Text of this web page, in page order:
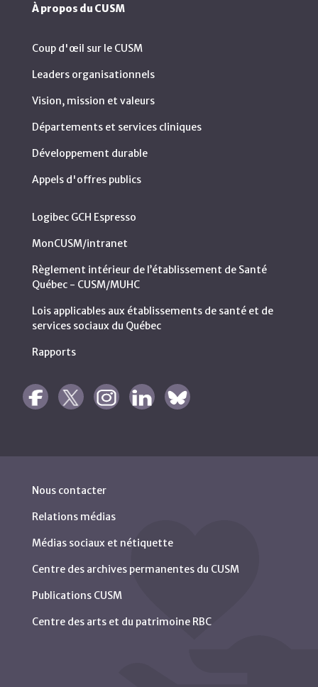
À propos du CUSM
Coup d'œil sur le CUSM
Leaders organisationnels
Vision, mission et valeurs
Départements et services cliniques
Développement durable
Appels d'offres publics
Logibec GCH Espresso
MonCUSM/intranet
Règlement intérieur de l’établissement de Santé
Québec - CUSM/MUHC
Lois applicables aux établissements de santé et de
services sociaux du Québec
Rapports
Nous contacter
Relations médias
Médias sociaux et nétiquette
Centre des archives permanentes du CUSM
Publications CUSM
Centre des arts et du patrimoine RBC